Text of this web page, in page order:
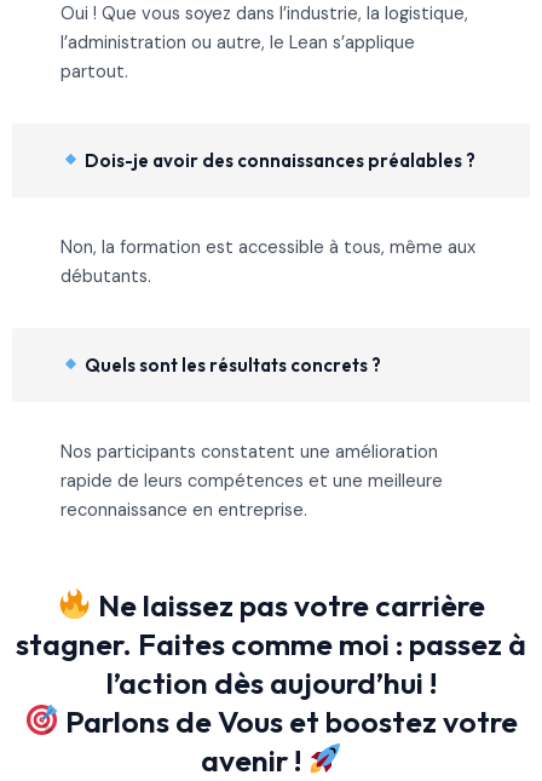
Oui ! Que vous soyez dans l’industrie, la logistique,
l’administration ou autre, le Lean s’applique
partout.
Dois-je avoir des connaissances préalables ?
Non, la formation est accessible à tous, même aux
débutants.
Quels sont les résultats concrets ?
Nos participants constatent une amélioration
rapide de leurs compétences et une meilleure
reconnaissance en entreprise.
Ne laissez pas votre carrière
stagner. Faites comme moi : passez à
l’action dès aujourd’hui !
Parlons de Vous et boostez votre
avenir !